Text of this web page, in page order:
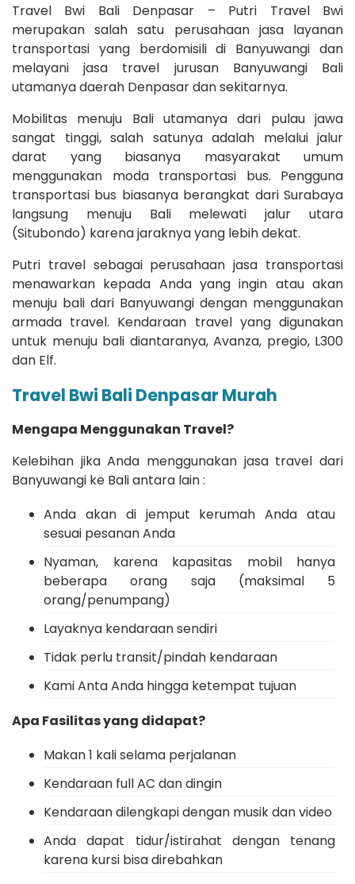
Travel Bwi Bali Denpasar – Putri Travel Bwi
merupakan salah satu perusahaan jasa layanan
transportasi yang berdomisili di Banyuwangi dan
melayani jasa travel jurusan Banyuwangi Bali
utamanya daerah Denpasar dan sekitarnya.
Mobilitas menuju Bali utamanya dari pulau jawa
sangat tinggi, salah satunya adalah melalui jalur
darat yang biasanya masyarakat umum
menggunakan moda transportasi bus. Pengguna
transportasi bus biasanya berangkat dari Surabaya
langsung menuju Bali melewati jalur utara
(Situbondo) karena jaraknya yang lebih dekat.
Putri travel sebagai perusahaan jasa transportasi
menawarkan kepada Anda yang ingin atau akan
menuju bali dari Banyuwangi dengan menggunakan
armada travel. Kendaraan travel yang digunakan
untuk menuju bali diantaranya, Avanza, pregio, L300
dan Elf.
Travel Bwi Bali Denpasar Murah
Mengapa Menggunakan Travel?
Kelebihan jika Anda menggunakan jasa travel dari
Banyuwangi ke Bali antara lain :
Anda akan di jemput kerumah Anda atau
sesuai pesanan Anda
Nyaman, karena kapasitas mobil hanya
beberapa orang saja (maksimal 5
orang/penumpang)
Layaknya kendaraan sendiri
Tidak perlu transit/pindah kendaraan
Kami Anta Anda hingga ketempat tujuan
Apa Fasilitas yang didapat?
Makan 1 kali selama perjalanan
Kendaraan full AC dan dingin
Kendaraan dilengkapi dengan musik dan video
Anda dapat tidur/istirahat dengan tenang
karena kursi bisa direbahkan